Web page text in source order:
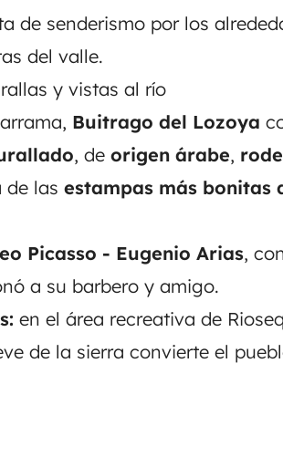
de senderismo por los
del valle.
y vistas al río
Buitrago del Lozoya
, de origen árabe,
de las estampas más bonitas
Picasso - Eugenio Arias,
a su barbero y amigo.
en el área recreativa de
de la sierra convierte el